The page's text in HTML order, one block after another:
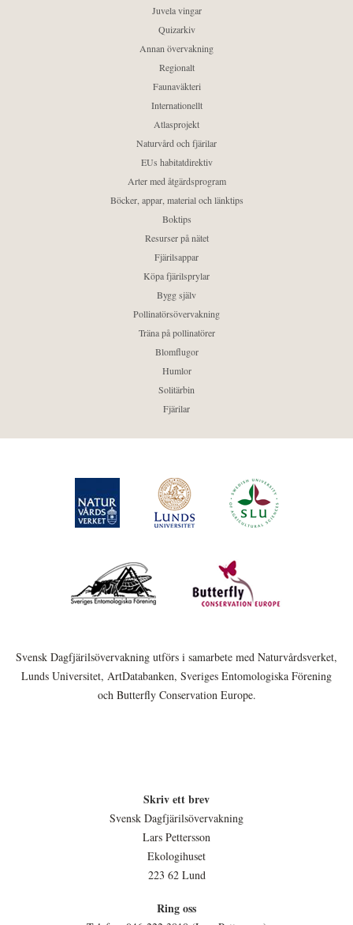
Juvela vingar
Quizarkiv
Annan övervakning
Regionalt
Faunaväkteri
Internationellt
Atlasprojekt
Naturvård och fjärilar
EUs habitatdirektiv
Arter med åtgärdsprogram
Böcker, appar, material och länktips
Boktips
Resurser på nätet
Fjärilsappar
Köpa fjärilsprylar
Bygg själv
Pollinatörsövervakning
Träna på pollinatörer
Blomflugor
Humlor
Solitärbin
Fjärilar
Svensk Dagfjärilsövervakning utförs i samarbete med Naturvårdsverket,
Lunds Universitet, ArtDatabanken, Sveriges Entomologiska Förening
och Butterfly Conservation Europe.
Skriv ett brev
Svensk Dagfjärilsövervakning
Lars Pettersson
Ekologihuset
223 62 Lund
Ring oss